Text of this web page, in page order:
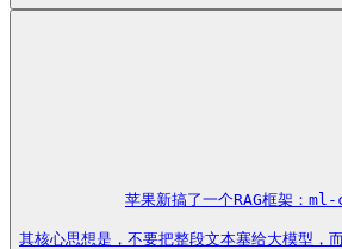
苹果新搞了一个RAG框架：
其核心思想是，不要把整段文本塞给大模型，